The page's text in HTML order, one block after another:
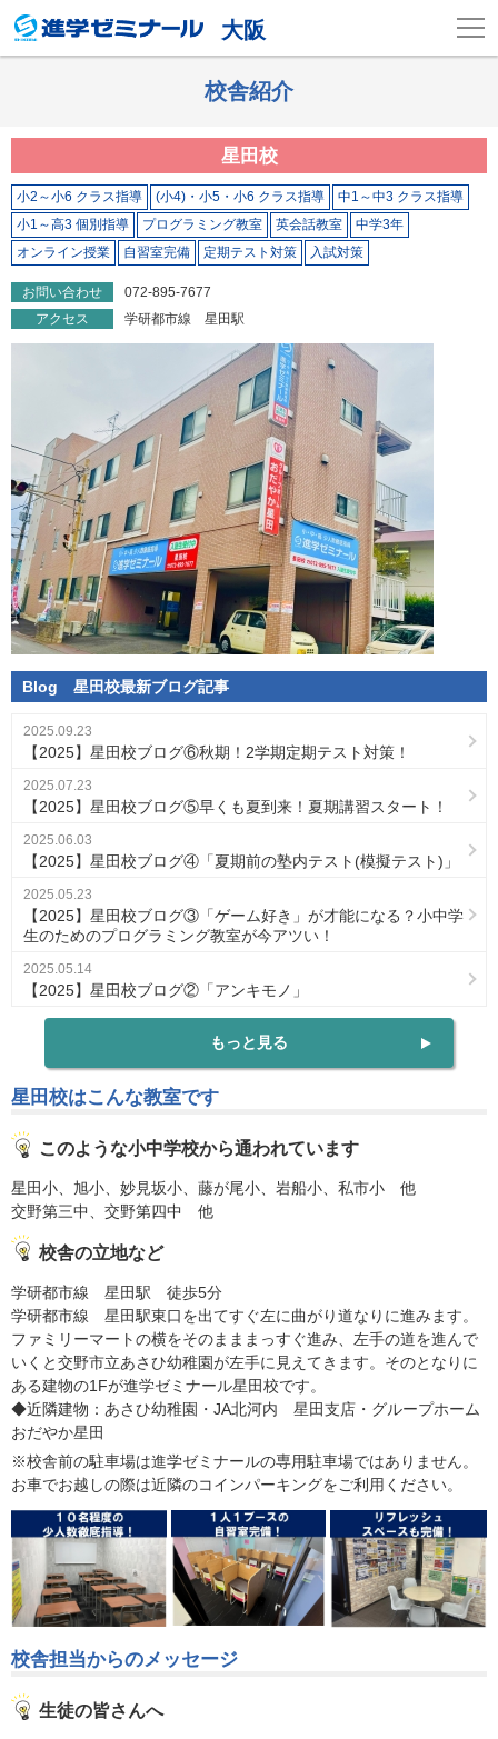
大阪
校舎紹介
星田校
小2～小6 クラス指導 (小4)・小5・小6 クラス指導 中1～中3 クラス指導
小1～高3 個別指導 プログラミング教室 英会話教室 中学3年
オンライン授業 自習室完備 定期テスト対策 入試対策
お問い合わせ
072-895-7677
アクセス
学研都市線 星田駅
Blog 星田校最新ブログ記事
2025.09.23
【2025】星田校ブログ⑥秋期！2学期定期テスト対策！
2025.07.23
【2025】星田校ブログ⑤早くも夏到来！夏期講習スタート！
2025.06.03
【2025】星田校ブログ④「夏期前の塾内テスト(模擬テスト)」
2025.05.23
【2025】星田校ブログ③「ゲーム好き」が才能になる？小中学
生のためのプログラミング教室が今アツい！
2025.05.14
【2025】星田校ブログ②「アンキモノ」
もっと見る
星田校はこんな教室です
このような小中学校から通われています
星田小、旭小、妙見坂小、藤が尾小、岩船小、私市小 他
交野第三中、交野第四中 他
校舎の立地など
学研都市線 星田駅 徒歩5分
学研都市線 星田駅東口を出てすぐ左に曲がり道なりに進みます。
ファミリーマートの横をそのまままっすぐ進み、左手の道を進んで
いくと交野市立あさひ幼稚園が左手に見えてきます。そのとなりに
ある建物の1Fが進学ゼミナール星田校です。
◆近隣建物：あさひ幼稚園・JA北河内 星田支店・グループホーム
おだやか星田
※校舎前の駐車場は進学ゼミナールの専用駐車場ではありません。
お車でお越しの際は近隣のコインパーキングをご利用ください。
校舎担当からのメッセージ
生徒の皆さんへ